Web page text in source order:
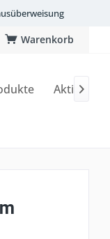
Warenkorb
Aktionen
